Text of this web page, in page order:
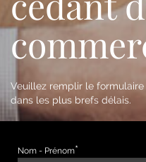
Veuillez remplir le
dans les plus brefs délais.
Nom - Prénom